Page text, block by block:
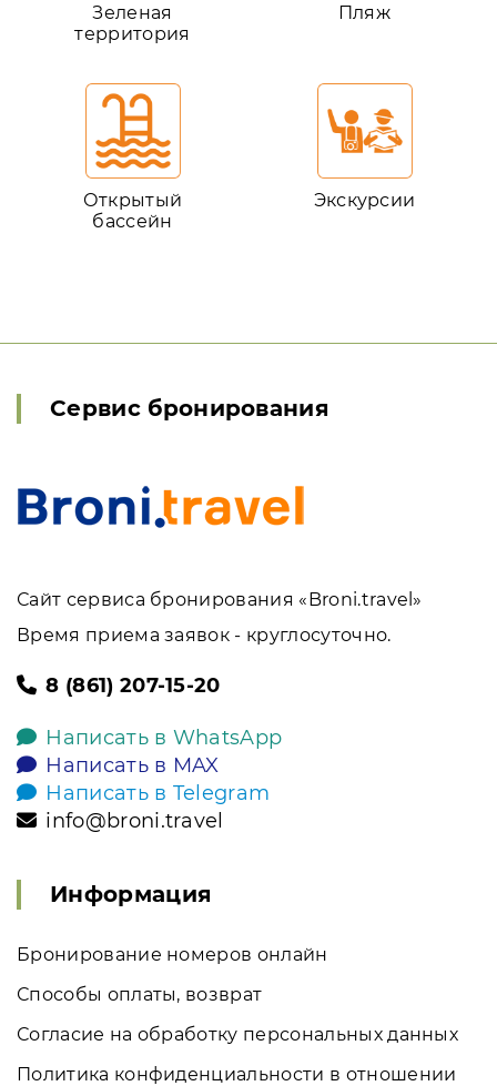
Зеленая
территория
Пляж
Открытый
бассейн
Экскурсии
Сервис бронирования
Сайт сервиса бронирования «Broni.travel»
Время приема заявок - круглосуточно.
8 (861) 207-15-20
Написать в WhatsApp
Написать в MAX
Написать в Telegram
info@broni.travel
Информация
Бронирование номеров онлайн
Способы оплаты, возврат
Согласие на обработку персональных данных
Политика конфиденциальности в отношении